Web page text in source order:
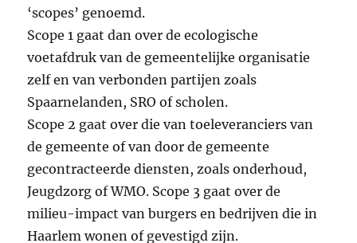
‘scopes’ genoemd.
Scope 1 gaat dan over de ecologische
voetafdruk van de gemeentelijke organisatie
zelf en van verbonden partijen zoals
Spaarnelanden, SRO of scholen.
Scope 2 gaat over die van toeleveranciers van
de gemeente of van door de gemeente
gecontracteerde diensten, zoals onderhoud,
Jeugdzorg of WMO. Scope 3 gaat over de
milieu-impact van burgers en bedrijven die in
Haarlem wonen of gevestigd zijn.